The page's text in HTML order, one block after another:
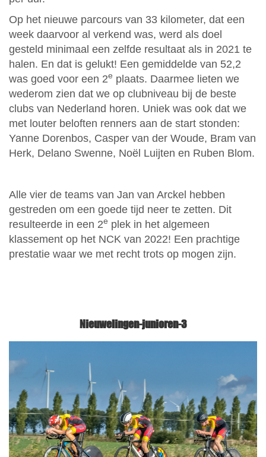
Op het nieuwe parcours van 33 kilometer, dat een
week daarvoor al verkend was, werd als doel
gesteld minimaal een zelfde resultaat als in 2021 te
halen. En dat is gelukt! Een gemiddelde van 52,2
was goed voor een 2e plaats. Daarmee lieten we
wederom zien dat we op clubniveau bij de beste
clubs van Nederland horen. Uniek was ook dat we
met louter beloften renners aan de start stonden:
Yanne Dorenbos, Casper van der Woude, Bram van
Herk, Delano Swenne, Noël Luijten en Ruben Blom.
Alle vier de teams van Jan van Arckel hebben
gestreden om een goede tijd neer te zetten. Dit
resulteerde in een 2e plek in het algemeen
klassement op het NCK van 2022! Een prachtige
prestatie waar we met recht trots op mogen zijn.
Nieuwelingen-junioren-3